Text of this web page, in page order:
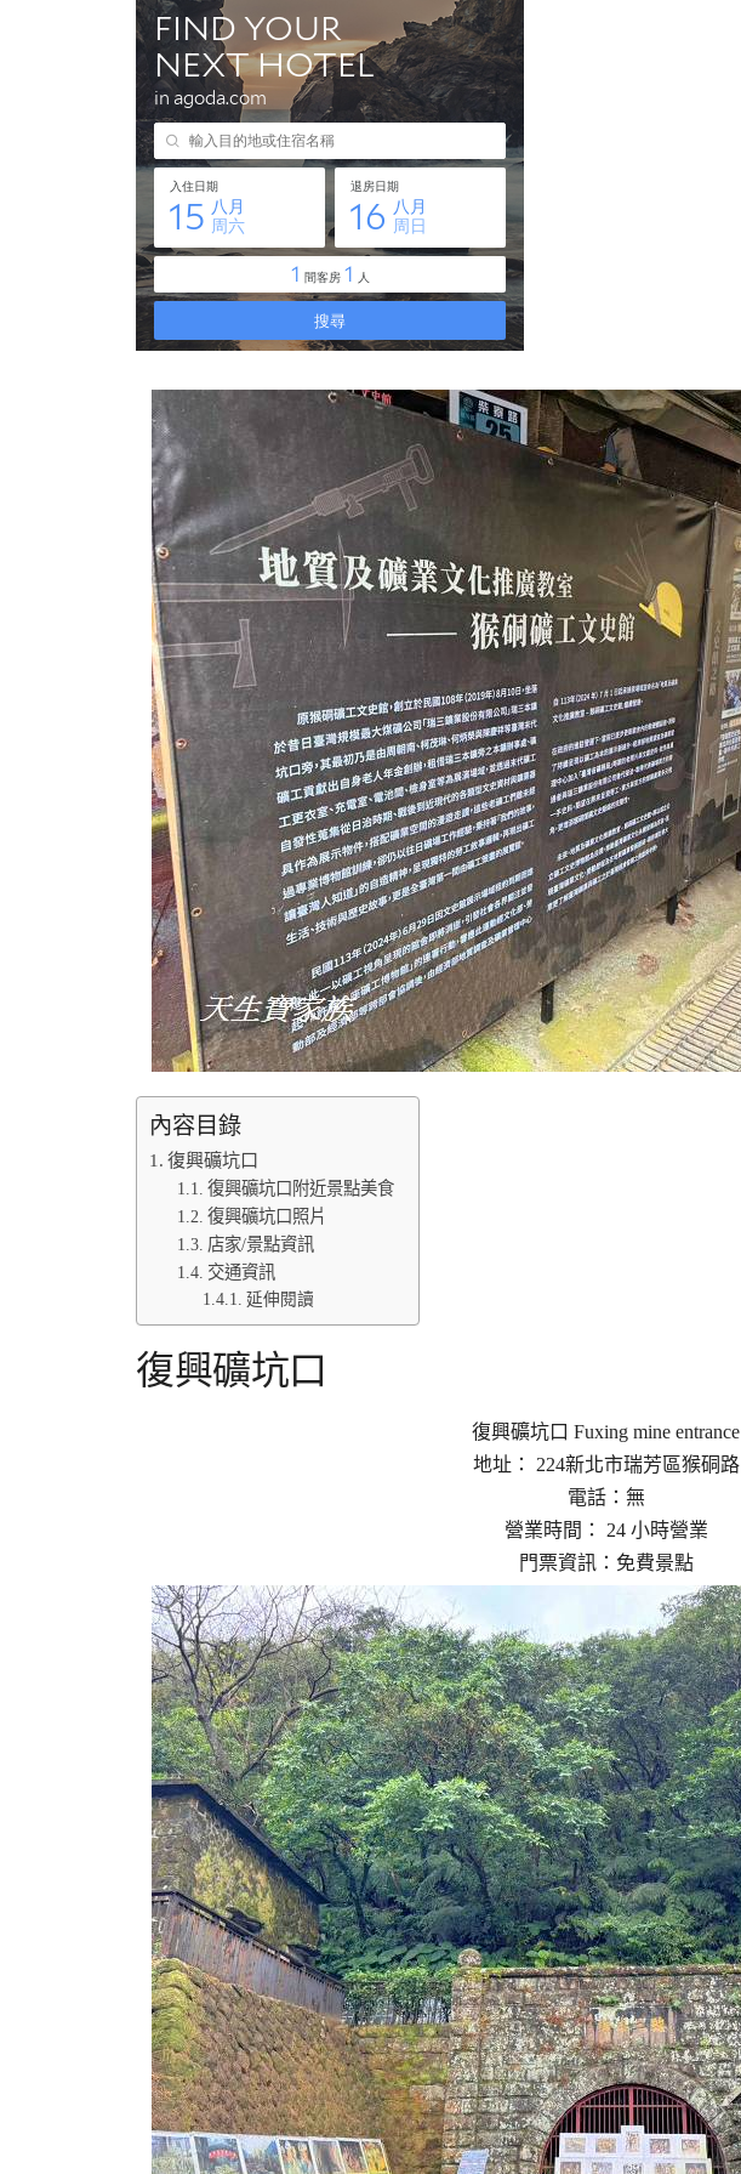
內容目錄
復興礦坑口
復興礦坑口附近景點美食
復興礦坑口照片
店家/景點資訊
交通資訊
延伸閱讀
復興礦坑口
復興礦坑口 Fuxing mine entrance
地址： 224新北市瑞芳區猴硐路
電話：無
營業時間： 24 小時營業
門票資訊：免費景點